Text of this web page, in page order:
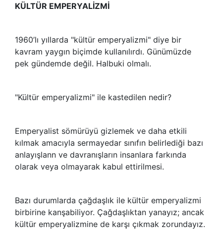
KÜLTÜR EMPERYALİZMİ
1960’lı yıllarda "kültür emperyalizmi" diye bir
kavram yaygın biçimde kullanılırdı. Günümüzde
pek gündemde değil. Halbuki olmalı.
"Kültür emperyalizmi" ile kastedilen nedir?
Emperyalist sömürüyü gizlemek ve daha etkili
kılmak amacıyla sermayedar sınıfın belirlediği bazı
anlayışlann ve davranışların insanlara farkında
olarak veya olmayarak kabul ettirilmesi.
Bazı durumlarda çağdaşlık ile kültür emperyalizmi
birbirine kanşabiliyor. Çağdaşlıktan yanayız; ancak
kültür emperyalizmine de karşı çıkmak zorundayız.